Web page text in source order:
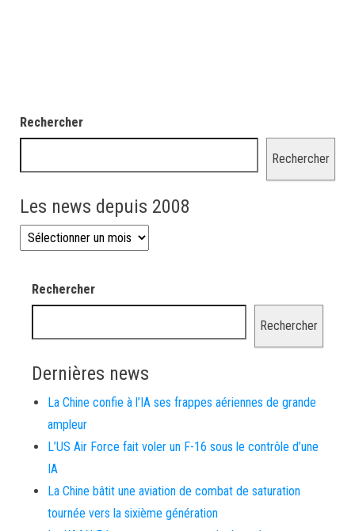
Rechercher
Rechercher
Les news depuis 2008
Les news depuis 2008
Rechercher
Rechercher
Dernières news
La Chine confie à l’IA ses frappes aériennes de grande
ampleur
L’US Air Force fait voler un F-16 sous le contrôle d’une
IA
La Chine bâtit une aviation de combat de saturation
tournée vers la sixième génération